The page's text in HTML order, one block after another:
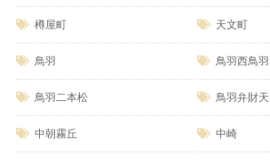
樽屋町 天文町
鳥羽 鳥羽西鳥羽
鳥羽二本松 鳥羽弁財天
中朝霧丘 中崎